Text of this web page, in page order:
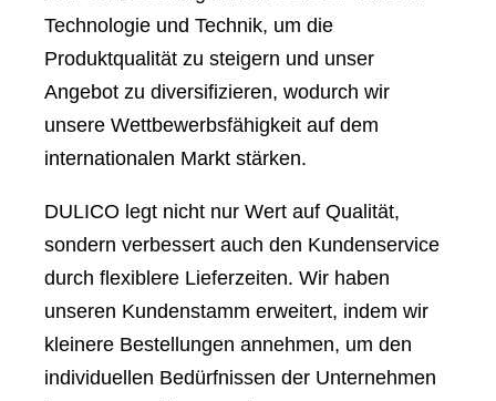
Technologie und Technik, um die
Produktqualität zu steigern und unser
Angebot zu diversifizieren, wodurch wir
unsere Wettbewerbsfähigkeit auf dem
internationalen Markt stärken.
DULICO legt nicht nur Wert auf Qualität,
sondern verbessert auch den Kundenservice
durch flexiblere Lieferzeiten. Wir haben
unseren Kundenstamm erweitert, indem wir
kleinere Bestellungen annehmen, um den
individuellen Bedürfnissen der Unternehmen